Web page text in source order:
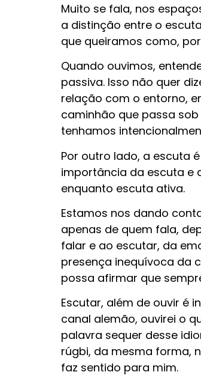
Muito se fala, nos
a distinção entre o
que queiramos como,
Quando ouvimos,
passiva. Isso não quer
relação com o entorno,
caminhão que passa
tenhamos
Por outro lado, a escuta
importância da escuta e
enquanto escuta ativa.
Estamos nos dando
apenas de quem fala,
falar e ao escutar, da
presença inequívoca da
possa afirmar que
Escutar, além de ouvir é
canal alemão, ouvirei o
palavra sequer desse
rúgbi, da mesma forma,
faz sentido para mim.